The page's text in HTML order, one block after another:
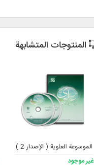
المنتوجات المتشابهة
الموسوعة العلوية ( الإصدار 2 )
غير موجود